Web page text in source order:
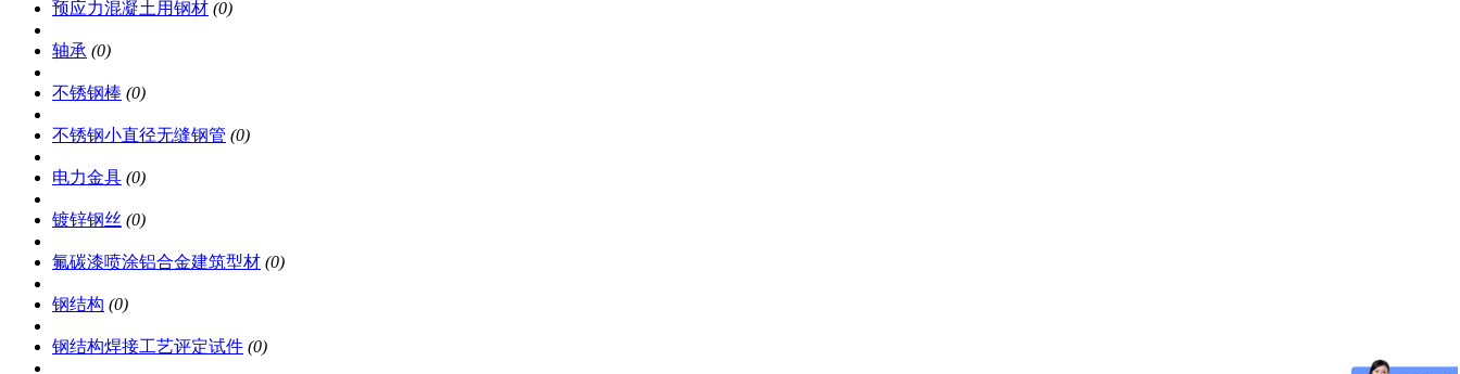
预应力混凝土用钢材 (0)
轴承 (0)
不锈钢棒 (0)
不锈钢小直径无缝钢管 (0)
电力金具 (0)
镀锌钢丝 (0)
氟碳漆喷涂铝合金建筑型材 (0)
钢结构 (0)
钢结构焊接工艺评定试件 (0)